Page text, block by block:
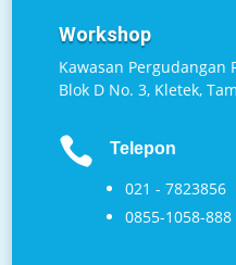
Workshop
Kawasan Pergudangan
Blok D No. 3, Kletek,
 Telepon
021 - 7823856
0855-1058-888